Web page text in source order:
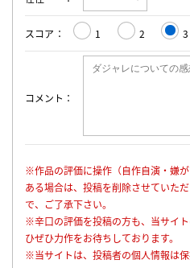
スコア 1 2 3
コメント
※作品の評価に操作（自作自演・嫌
ある場合は、投稿を削除させていた
で、ご了承下さい。
※辛口の評価を投稿の方も、当サイ
ひぜひ力作をお待ちしております。
※当サイトは、投稿者の個人情報は保